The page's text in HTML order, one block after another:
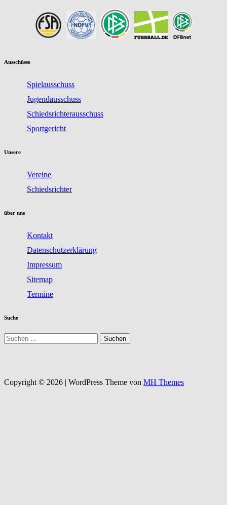
Ausschüsse
Spielausschuss
Jugendausschuss
Schiedsrichterausschuss
Sportgericht
Unsere
Vereine
Schiedsrichter
über uns
Kontakt
Datenschutzerklärung
Impressum
Sitemap
Termine
Suche
Suchen
nach:
Copyright © 2026 | WordPress Theme von MH Themes